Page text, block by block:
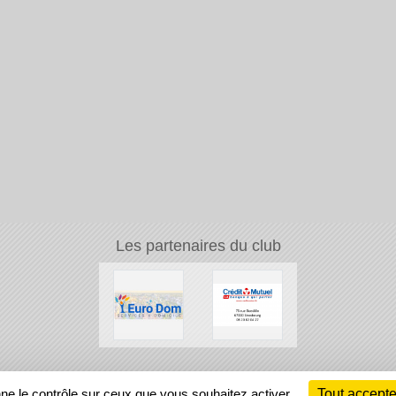
Les partenaires du club